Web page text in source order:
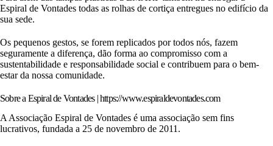
Espiral de Vontades todas as rolhas de cortiça entregues no edifício da
sua sede.
Os pequenos gestos, se forem replicados por todos nós, fazem
seguramente a diferença, dão forma ao compromisso com a
sustentabilidade e responsabilidade social e contribuem para o bem-
estar da nossa comunidade.
Sobre a Espiral de Vontades | https://www.espiraldevontades.com
A Associação Espiral de Vontades é uma associação sem fins
lucrativos, fundada a 25 de novembro de 2011.